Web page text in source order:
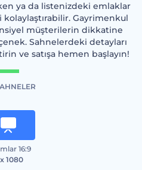
ya da listenizdeki emlaklar
Gayrimenkul
müşterilerin dikkatine
Sahnelerdeki detayları
ve satışa hemen başlayın!
16:9
1080